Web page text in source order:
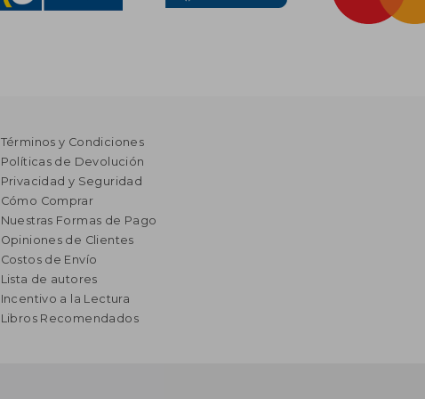
Términos y Condiciones
Políticas de Devolución
Privacidad y Seguridad
Cómo Comprar
Nuestras Formas de Pago
Opiniones de Clientes
Costos de Envío
Lista de autores
Incentivo a la Lectura
Libros Recomendados